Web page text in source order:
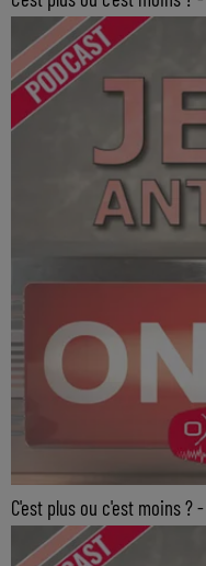
C'est plus ou c'est moins ?